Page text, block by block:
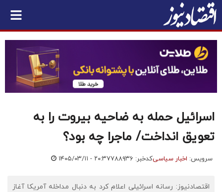
اسرائیل حمله به ضاحیه بیروت را به
تعویق انداخت/ ماجرا چه بود؟
سرویس: اخبار سیاسیکدخبر: ۷۸۸۹۳۶ ۱۴۰۵/۰۳/۱۱ - ۲۰:۳۷
اقتصادنیوز: رسانه اسرائیلی اعلام کرد به دنبال مداخله آمریکا آغاز